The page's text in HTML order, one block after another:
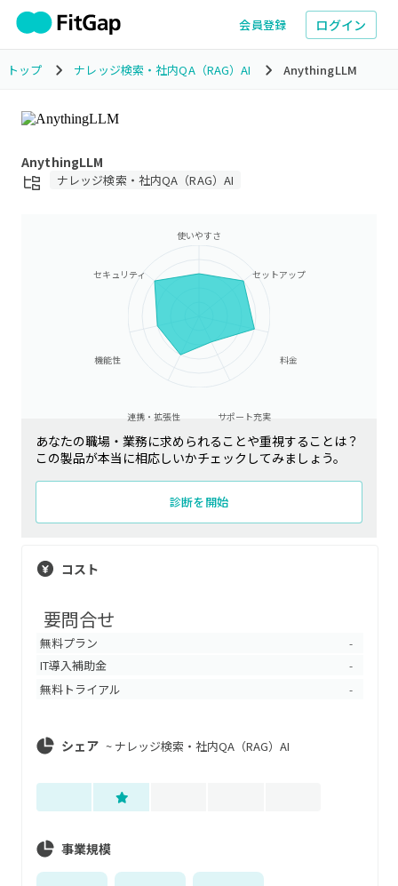
会員登録 ログイン
トップ ナレッジ検索・社内QA（RAG）AI AnythingLLM
AnythingLLM
ナレッジ検索・社内QA（RAG）AI
使いやすさ
セットアップ
料金
サポート充実
連携・拡張性
機能性
セキュリティ
あなたの職場・業務に求められることや重視することは？
この製品が本当に相応しいかチェックしてみましょう。
診断を開始
コスト
要問合せ
無料プラン -
IT導入補助金 -
無料トライアル -
シェア ~ ナレッジ検索・社内QA（RAG）AI
事業規模